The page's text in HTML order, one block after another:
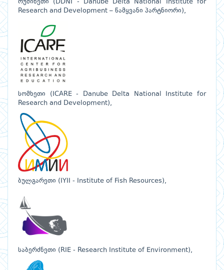
რუმინეთი (DDNI - Danube Delta National Institute for
Research and Development – წამყვანი პარტნიორი),
სომხეთი (ICARE - Danube Delta National Institute for
Research and Development),
ბულგარეთი (IYII - Institute of Fish Resources),
საბერძნეთი (RIE - Research Institute of Environment),